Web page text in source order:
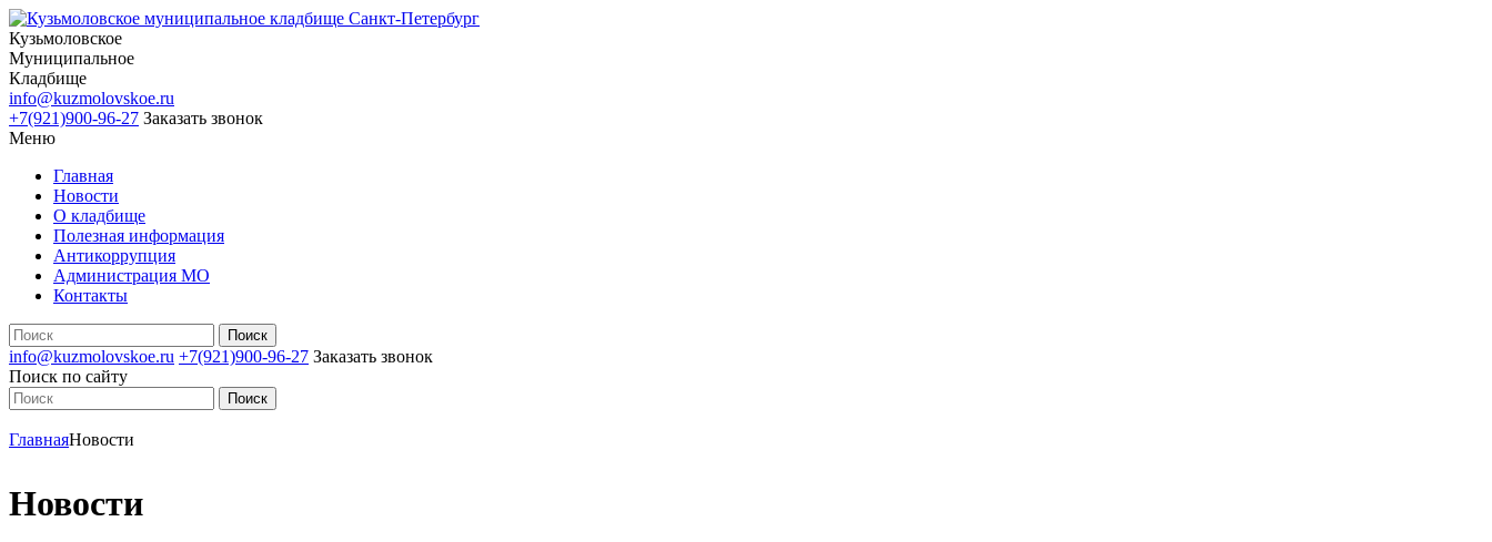
Кузьмоловское
Муниципальное
Кладбище
info@kuzmolovskoe.ru
+7(921)900-96-27 Заказать звонок
Меню
Главная
Новости
О кладбище
Полезная информация
Антикоррупция
Администрация МО
Контакты
info@kuzmolovskoe.ru +7(921)900-96-27 Заказать звонок
Поиск по сайту
ГлавнаяНовости
Новости